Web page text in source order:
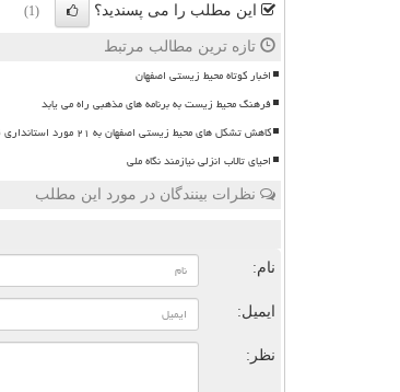
این مطلب را می پسندید؟ (1)
تازه ترین مطالب مرتبط
اخبار کوتاه محیط زیستی اصفهان
فرهنگ محیط زیست به برنامه های مذهبی راه می یابد
کاهش تشکل های محیط زیستی اصفهان به ۲۱ مورد استانداری قول حمایت داد
احیای تالاب انزلی نیازمند نگاه ملی
نظرات بینندگان در مورد این مطلب
نام:
ایمیل:
نظر: